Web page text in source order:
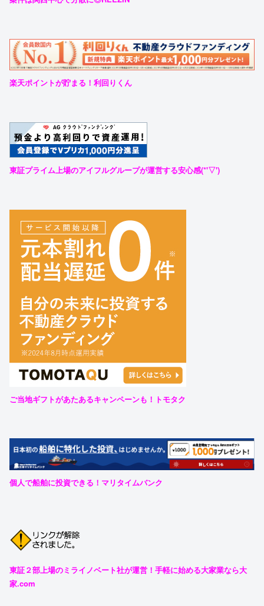
楽天ポイントが貯まる！利回りくん
東証プライム上場のアイフルグループが運営する安心感(*'▽')
ご当地ギフトがあたあるキャンペーンも！トモタク
個人で船舶に投資できる！マリタイムバンク
東証２部上場のミライノベート社が運営！手軽に始める大家業なら大
家.com